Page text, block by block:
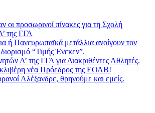
οι προσωρινοί πίνακες για τη Σχολή
της ΓΓΑ
ή Πανευρωπαϊκά μετάλλια ανοίγουν τον
“Τιμής Ένεκεν”.
Α’ της ΓΓΑ για Διακριθέντες Αθλητές.
νέα Πρόεδρος της ΕΟΑΒ!
Αλέξανδρε, θρηνούμε και εμείς.